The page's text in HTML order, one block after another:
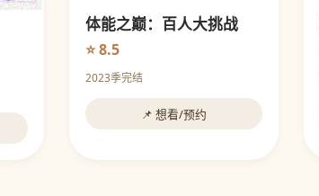
体能之巅：百人大挑战
⭐ 8.5
2023季完结
📌 想看/预约